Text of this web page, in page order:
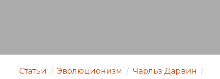
Статьи / Эволюционизм / Чарльз Дарвин /